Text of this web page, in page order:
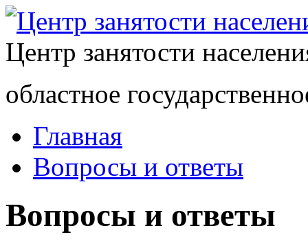
Центр занятости
областное
Главная
Вопросы и ответы
Вопросы и ответы